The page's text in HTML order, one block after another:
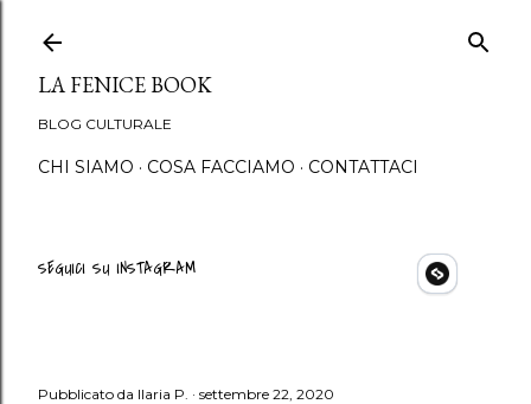
LA FENICE BOOK
BLOG CULTURALE
CHI SIAMO COSA FACCIAMO CONTATTACI
SEGUICI SU INSTAGRAM
Pubblicato da Ilaria P. settembre 22, 2020